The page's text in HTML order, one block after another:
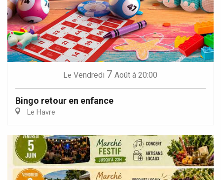
Le Vendredi 7 Août à 20:00
Bingo retour en enfance
Le Havre